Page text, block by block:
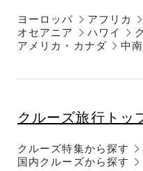
ヨーロッパ アフリカ
オセアニア
ハワイ
アメリカ・カナダ
中
クルーズ旅行トッ
クルーズ特集から探す
国内クルーズから探す